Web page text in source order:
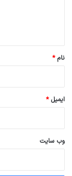
نام*
ایمیل*
وب‌ سایت